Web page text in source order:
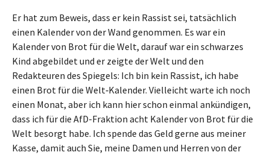
Er hat zum Beweis, dass er kein Rassist sei, tatsächlich
einen Kalender von der Wand genommen. Es war ein
Kalender von Brot für die Welt, darauf war ein schwarzes
Kind abgebildet und er zeigte der Welt und den
Redakteuren des Spiegels: Ich bin kein Rassist, ich habe
einen Brot für die Welt‑Kalender. Vielleicht warte ich noch
einen Monat, aber ich kann hier schon einmal ankündigen,
dass ich für die AfD-Fraktion acht Kalender von Brot für die
Welt besorgt habe. Ich spende das Geld gerne aus meiner
Kasse, damit auch Sie, meine Damen und Herren von der